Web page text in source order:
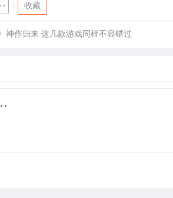
收藏
神作归来 这几款游戏同样不容错过